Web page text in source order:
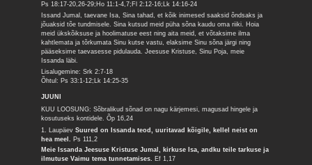
Ps 18:17-20,26-29;Ho 11:1-4,7;Fl 2:12-16;Lk 14:16-24
Issand Jumal, taevane Isa, Sina tahad, et kõik inimesed saaksid õndsaks ja
jõuaksid tõe tundmisele. Sina kutsud meid püha sõna kaudu oma riiki. Hoia
meid ükskõiksuse ja hoolimatuse eest ning aita meid, et võtaksime ilma
kahtlemata ja tõrkumata Sinu kutse vastu, elaksime Sinu sõna järgi ning
pääseksime taevasesse pidulauda. Jeesuse Kristuse, Sinu Poja, meie
Issanda läbi.
Lisalugemine: Srk 2:7-18
Õhtul: Ps 33:1-12;Lk 14:25-35
JUUNI
KUU LOOSUNG: Sõbralikud sõnad on nagu kärjemesi, magusad hingele ja
kosutuseks kontidele.Õp 16,24
1. LaupäevSuured on Issanda teod, uuritavad kõigile, kellel neist on
hea meel. Ps 111,2
Meie Issanda Jeesuse Kristuse Jumal, kirkuse Isa, andku teile tarkuse ja
ilmutuse Vaimu tema tunnetamises. Ef 1,17